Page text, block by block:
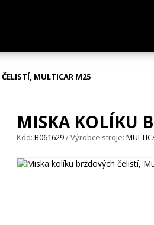
MULTICAR M25
MISKA KOLÍKU
Kód:B061629/ Výrobce stroje: